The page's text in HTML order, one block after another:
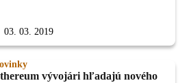
03. 03. 2019
vývojári hľadajú nového